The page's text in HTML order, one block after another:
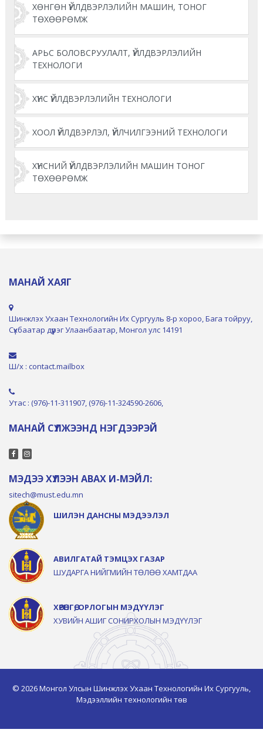
ХӨНГӨН ҮЙЛДВЭРЛЭЛИЙН МАШИН, ТОНОГ
ТӨХӨӨРӨМЖ
АРЬС БОЛОВСРУУЛАЛТ, ҮЙЛДВЭРЛЭЛИЙН
ТЕХНОЛОГИ
ХҮНС ҮЙЛДВЭРЛЭЛИЙН ТЕХНОЛОГИ
ХООЛ ҮЙЛДВЭРЛЭЛ, ҮЙЛЧИЛГЭЭНИЙ ТЕХНОЛОГИ
ХҮНСНИЙ ҮЙЛДВЭРЛЭЛИЙН МАШИН ТОНОГ
ТӨХӨӨРӨМЖ
МАНАЙ ХАЯГ
Шинжлэх Ухаан Технологийн Их Сургууль 8-р хороо, Бага тойруу,
Сүхбаатар дүүрэг Улаанбаатар, Монгол улс 14191
Ш/х : contact.mailbox
Утас : (976)-11-311907, (976)-11-324590-2606,
МАНАЙ СҮЛЖЭЭНД НЭГДЭЭРЭЙ
МЭДЭЭ ХҮЛЭЭН АВАХ И-МЭЙЛ:
sitech@must.edu.mn
ШИЛЭН ДАНСНЫ МЭДЭЭЛЭЛ
АВИЛГАТАЙ ТЭМЦЭХ ГАЗАР
ШУДАРГА НИЙГМИЙН ТӨЛӨӨ ХАМТДАА
ХӨРӨНГӨ, ОРЛОГЫН МЭДҮҮЛЭГ
ХУВИЙН АШИГ СОНИРХОЛЫН МЭДҮҮЛЭГ
© 2026 Монгол Улсын Шинжлэх Ухаан Технологийн Их Сургууль,
Мэдээллийн технологийн төв